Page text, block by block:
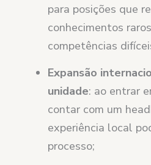
para posições que
conhecimentos
competências
Expansão
unidade: ao entrar
contar com um
experiência local
processo;